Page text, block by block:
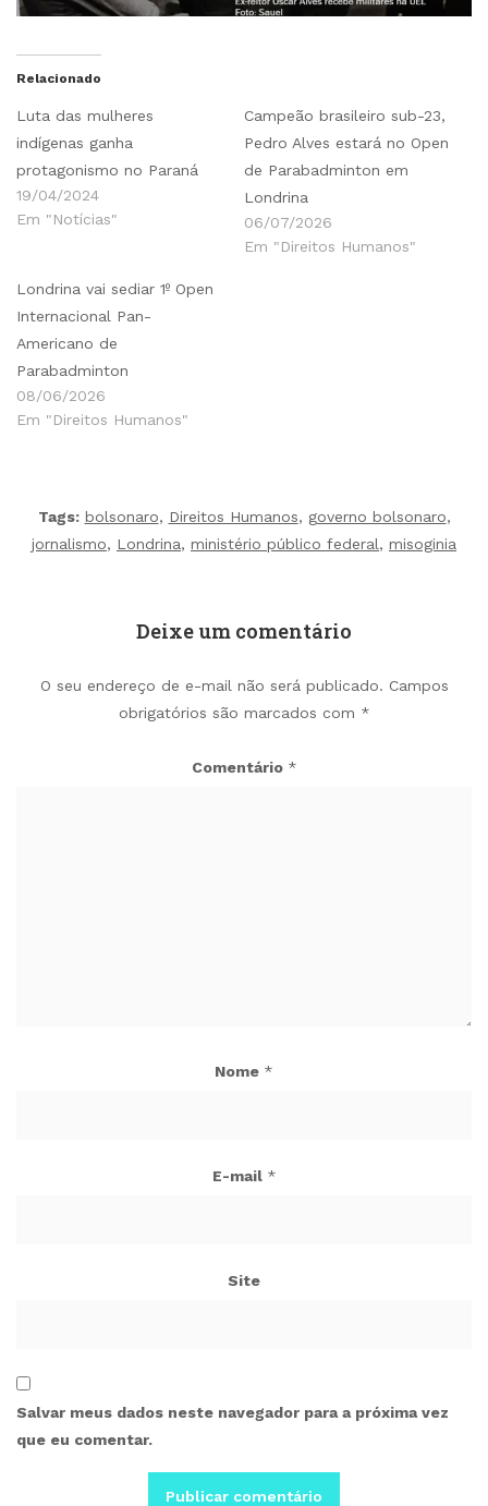
Relacionado
Luta das mulheres
indígenas ganha
protagonismo no Paraná
19/04/2024
Em "Notícias"
Campeão brasileiro sub-23,
Pedro Alves estará no Open
de Parabadminton em
Londrina
06/07/2026
Em "Direitos Humanos"
Londrina vai sediar 1º Open
Internacional Pan-
Americano de
Parabadminton
08/06/2026
Em "Direitos Humanos"
Tags: bolsonaro, Direitos Humanos, governo bolsonaro,
jornalismo, Londrina, ministério público federal, misoginia
Deixe um comentário
O seu endereço de e-mail não será publicado. Campos
obrigatórios são marcados com *
Comentário *
Nome *
E-mail *
Site
Salvar meus dados neste navegador para a próxima vez
que eu comentar.